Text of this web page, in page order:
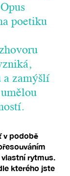
poetiku
a zamýšlí
v podobě
rytmus.
kterého jste